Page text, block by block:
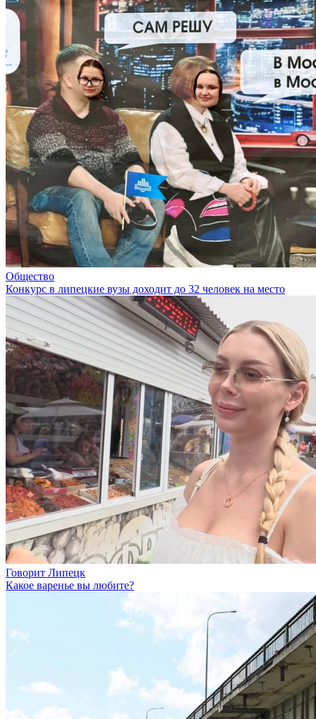
Общество
Конкурс в липецкие вузы доходит до 32 человек на место
Говорит Липецк
Какое варенье вы любите?